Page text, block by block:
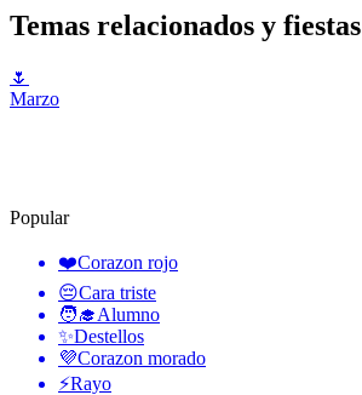
Temas relacionados y fiestas
🌷
Marzo
Popular
❤️Corazon rojo
😔Cara triste
🧑‍🎓Alumno
✨Destellos
💜Corazon morado
⚡Rayo